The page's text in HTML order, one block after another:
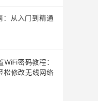
从入门到精通
密码教程：
松修改无线网络